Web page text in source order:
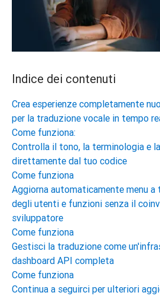
Indice dei contenuti
Crea esperienze completamente
per la traduzione vocale in tempo
Come funziona:
Controlla il tono, la terminologia e
direttamente dal tuo codice
Come funziona
Aggiorna automaticamente menu a
degli utenti e funzioni senza il
sviluppatore
Come funziona
Gestisci la traduzione come
dashboard API completa
Come funziona
Continua a seguirci per ulteriori